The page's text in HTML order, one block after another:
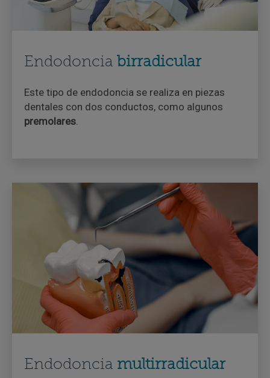
Endodoncia birradicular
Este tipo de endodoncia se realiza en piezas
dentales con dos conductos, como algunos
premolares.
Endodoncia multirradicular